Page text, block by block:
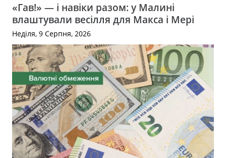
«Гав!» — і навіки разом: у Малині
влаштували весілля для Макса і Мері
Неділя, 9 Серпня, 2026